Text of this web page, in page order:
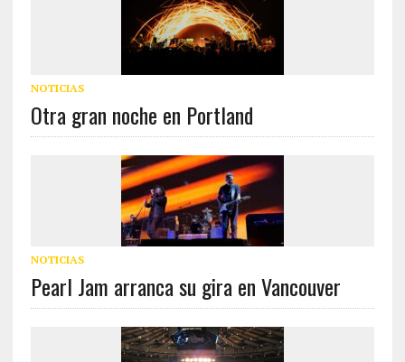
NOTICIAS
Otra gran noche en Portland
NOTICIAS
Pearl Jam arranca su gira en Vancouver